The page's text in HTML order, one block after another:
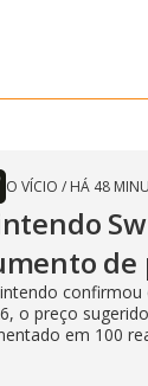
O VÍCIO / HÁ 48
de
confirmou
o preço
em 100